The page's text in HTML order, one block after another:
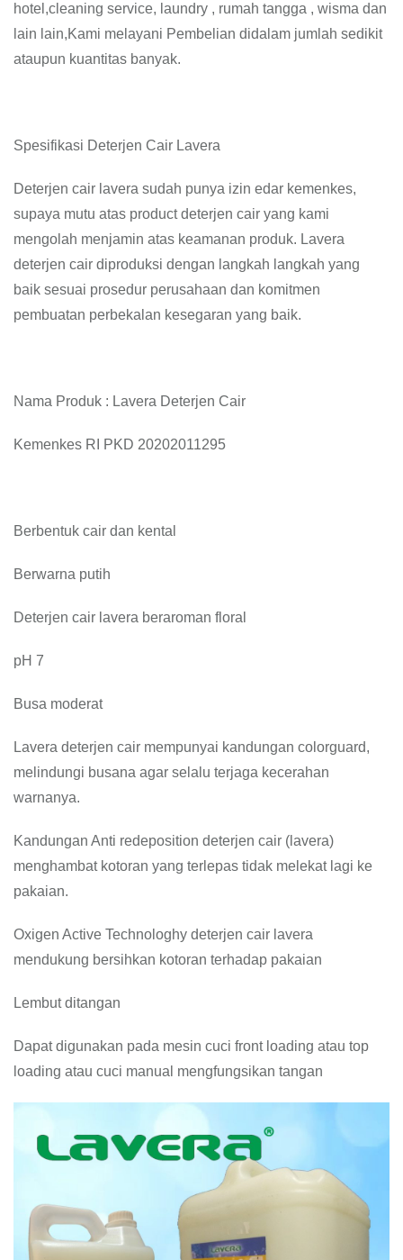
hotel,cleaning service, laundry , rumah tangga , wisma dan
lain lain,Kami melayani Pembelian didalam jumlah sedikit
ataupun kuantitas banyak.
Spesifikasi Deterjen Cair Lavera
Deterjen cair lavera sudah punya izin edar kemenkes,
supaya mutu atas product deterjen cair yang kami
mengolah menjamin atas keamanan produk. Lavera
deterjen cair diproduksi dengan langkah langkah yang
baik sesuai prosedur perusahaan dan komitmen
pembuatan perbekalan kesegaran yang baik.
Nama Produk : Lavera Deterjen Cair
Kemenkes RI PKD 20202011295
Berbentuk cair dan kental
Berwarna putih
Deterjen cair lavera beraroman floral
pH 7
Busa moderat
Lavera deterjen cair mempunyai kandungan colorguard,
melindungi busana agar selalu terjaga kecerahan
warnanya.
Kandungan Anti redeposition deterjen cair (lavera)
menghambat kotoran yang terlepas tidak melekat lagi ke
pakaian.
Oxigen Active Technologhy deterjen cair lavera
mendukung bersihkan kotoran terhadap pakaian
Lembut ditangan
Dapat digunakan pada mesin cuci front loading atau top
loading atau cuci manual mengfungsikan tangan